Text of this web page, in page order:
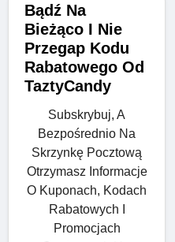
Bądź Na
Bieżąco I Nie
Przegap Kodu
Rabatowego Od
TaztyCandy
Subskrybuj, A
Bezpośrednio Na
Skrzynkę Pocztową
Otrzymasz Informacje
O Kuponach, Kodach
Rabatowych I
Promocjach